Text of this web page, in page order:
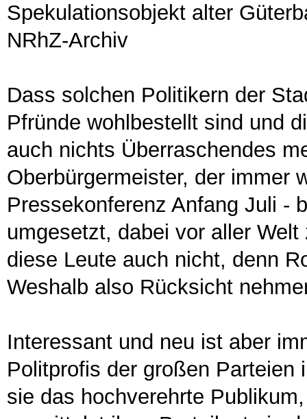
Spekulationsobjekt alter
NRhZ-Archiv
Dass solchen Politikern der
Pfründe wohlbestellt sind und
auch nichts Überraschendes
Oberbürgermeister, der immer
Pressekonferenz Anfang Juli -
umgesetzt, dabei vor aller
diese Leute auch nicht, denn
Weshalb also Rücksicht
Interessant und neu ist aber
Politprofis der großen Parteien
sie das hochverehrte